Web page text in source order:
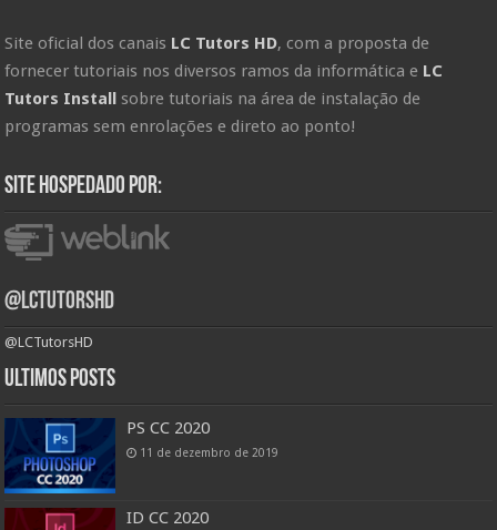
Site oficial dos canais LC Tutors HD, com a proposta de
fornecer tutoriais nos diversos ramos da informática e LC
Tutors Install sobre tutoriais na área de instalação de
programas sem enrolações e direto ao ponto!
Site hospedado por:
@LCTutorsHD
@LCTutorsHD
Ultimos posts
PS CC 2020
11 de dezembro de 2019
ID CC 2020